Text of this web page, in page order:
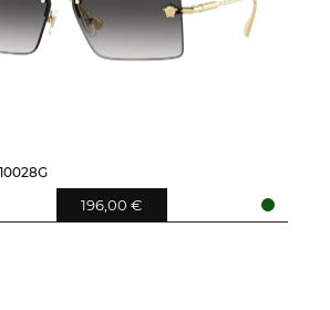
196,00 €